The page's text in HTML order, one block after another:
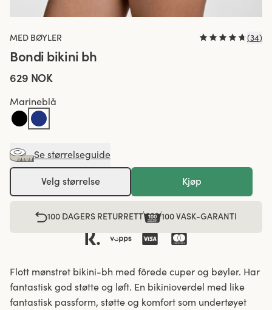
MED BØYLER (34)
Bondi bikini bh
629 NOK
Marineblå
Se størrelseguide
Velg størrelse Kjøp
100 DAGERS RETURRETT 100 VASK-GARANTI
Flott mønstret bikini-bh med fôrede cuper og bøyler. Har
fantastisk god støtte og løft. En bikinioverdel med like
fantastisk passform, støtte og komfort som undertøyet